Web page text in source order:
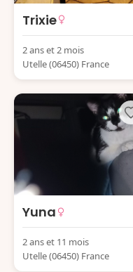
Trixie
2 ans et 2 mois
Utelle (06450) France
Yuna
2 ans et 11 mois
Utelle (06450) France